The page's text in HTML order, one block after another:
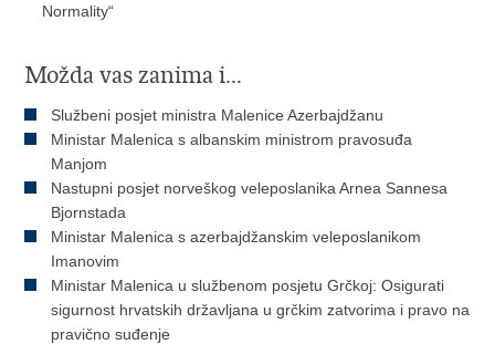
Normality“
Možda vas zanima i...
Službeni posjet ministra Malenice Azerbajdžanu
Ministar Malenica s albanskim ministrom pravosuđa
Manjom
Nastupni posjet norveškog veleposlanika Arnea Sannesa
Bjornstada
Ministar Malenica s azerbajdžanskim veleposlanikom
Imanovim
Ministar Malenica u službenom posjetu Grčkoj: Osigurati
sigurnost hrvatskih državljana u grčkim zatvorima i pravo na
pravično suđenje